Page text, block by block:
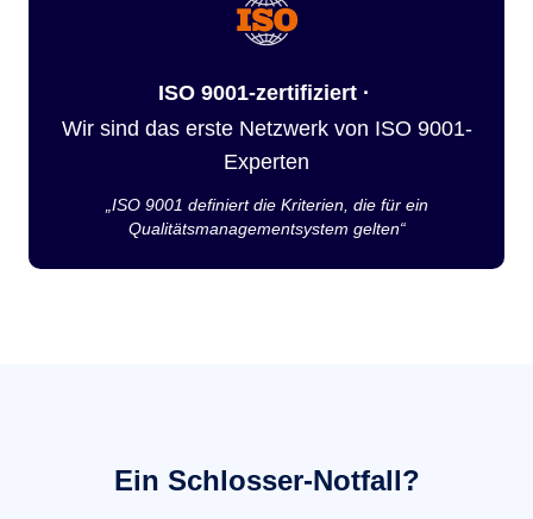
ISO 9001-zertifiziert ·
Wir sind das erste Netzwerk von ISO 9001-
Experten
„ISO 9001 definiert die Kriterien, die für ein
Qualitätsmanagementsystem gelten“
Ein Schlosser-Notfall?